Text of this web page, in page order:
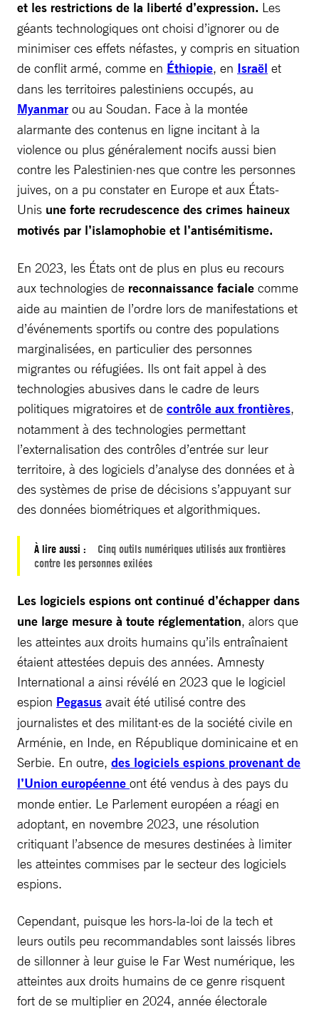
et les restrictions de la liberté d’expression. Les
géants technologiques ont choisi d’ignorer ou de
minimiser ces effets néfastes, y compris en situation
de conflit armé, comme en Éthiopie, en Israël et
dans les territoires palestiniens occupés, au
Myanmar ou au Soudan. Face à la montée
alarmante des contenus en ligne incitant à la
violence ou plus généralement nocifs aussi bien
contre les Palestinien·nes que contre les personnes
juives, on a pu constater en Europe et aux États-
Unis une forte recrudescence des crimes haineux
motivés par l’islamophobie et l’antisémitisme.
En 2023, les États ont de plus en plus eu recours
aux technologies de reconnaissance faciale comme
aide au maintien de l’ordre lors de manifestations et
d’événements sportifs ou contre des populations
marginalisées, en particulier des personnes
migrantes ou réfugiées. Ils ont fait appel à des
technologies abusives dans le cadre de leurs
politiques migratoires et de contrôle aux frontières,
notamment à des technologies permettant
l’externalisation des contrôles d’entrée sur leur
territoire, à des logiciels d’analyse des données et à
des systèmes de prise de décisions s’appuyant sur
des données biométriques et algorithmiques.
À lire aussi :
Cinq outils numériques utilisés aux frontières
contre les personnes exilées
Les logiciels espions ont continué d’échapper dans
une large mesure à toute réglementation, alors que
les atteintes aux droits humains qu’ils entraînaient
étaient attestées depuis des années. Amnesty
International a ainsi révélé en 2023 que le logiciel
espion Pegasus avait été utilisé contre des
journalistes et des militant·es de la société civile en
Arménie, en Inde, en République dominicaine et en
Serbie. En outre, des logiciels espions provenant de
l’Union européenne ont été vendus à des pays du
monde entier. Le Parlement européen a réagi en
adoptant, en novembre 2023, une résolution
critiquant l’absence de mesures destinées à limiter
les atteintes commises par le secteur des logiciels
espions.
Cependant, puisque les hors-la-loi de la tech et
leurs outils peu recommandables sont laissés libres
de sillonner à leur guise le Far West numérique, les
atteintes aux droits humains de ce genre risquent
fort de se multiplier en 2024, année électorale